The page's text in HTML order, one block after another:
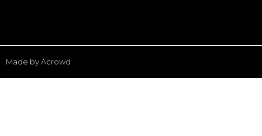
Made by Acrowd